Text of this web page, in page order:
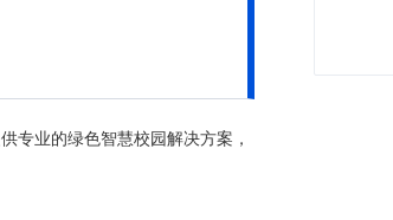
专业的绿色智慧校园解决方案，